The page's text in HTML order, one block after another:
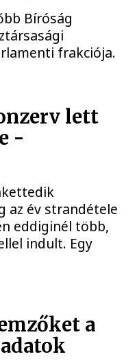
Bíróság
frakciója.
lett
-
az év strandétele
eddiginél több,
indult. Egy
a